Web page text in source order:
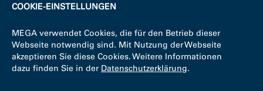
COOKIE-EINSTELLUNGEN
MEGA verwendet Cookies, die für den Betrieb dieser
Webseite notwendig sind. Mit Nutzung der Webseite
akzeptieren Sie diese Cookies. Weitere Informationen
dazu finden Sie in der Datenschutzerklärung.